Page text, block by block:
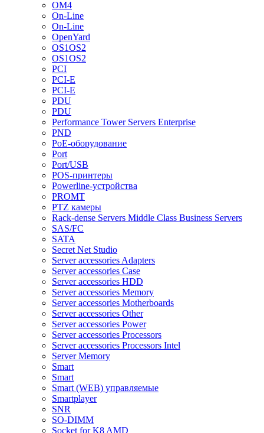
OM4
On-Line
On-Line
OpenYard
OS1OS2
OS1OS2
PCI
PCI-E
PCI-E
PDU
PDU
Performance Tower Servers Enterprise
PND
PoE-оборудование
Port
Port/USB
POS-принтеры
Powerline-устройства
PROMT
PTZ камеры
Rack-dense Servers Middle Class Business Servers
SAS/FC
SATA
Secret Net Studio
Server accessories Adapters
Server accessories Case
Server accessories HDD
Server accessories Memory
Server accessories Motherboards
Server accessories Other
Server accessories Power
Server accessories Processors
Server accessories Processors Intel
Server Memory
Smart
Smart
Smart (WEB) управляемые
Smartplayer
SNR
SO-DIMM
Socket for K8 AMD